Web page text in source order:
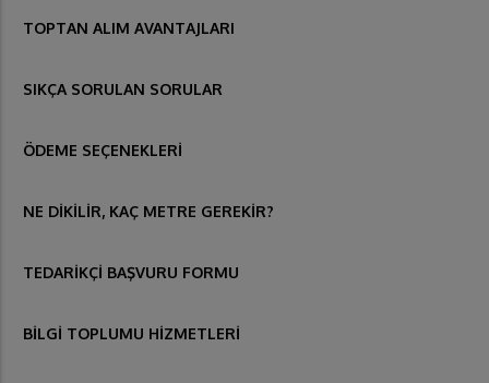
TOPTAN ALIM AVANTAJLARI
SIKÇA SORULAN SORULAR
ÖDEME SEÇENEKLERİ
NE DİKİLİR, KAÇ METRE GEREKİR?
TEDARİKÇİ BAŞVURU FORMU
BİLGİ TOPLUMU HİZMETLERİ